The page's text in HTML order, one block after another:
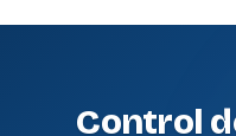
Control